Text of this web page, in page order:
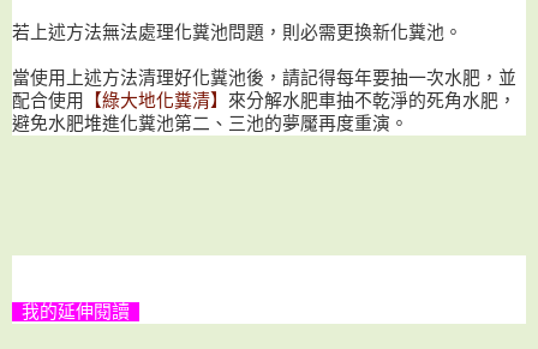
若上述方法無法處理化糞池問題，則必需更換新化糞池。
當使用上述方法清理好化糞池後，請記得每年要抽一次水肥，並
配合使用
【綠大地化糞清】 來分解水肥車抽不乾淨的死角水肥，
避免水肥堆進化糞池第二、三池的夢魘再度重演。
我的延伸閱讀